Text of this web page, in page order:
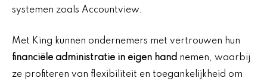
systemen zoals Accountview.
Met King kunnen ondernemers met vertrouwen hun
financiële administratie in eigen hand nemen, waarbij
ze profiteren van flexibiliteit en toegankelijkheid om